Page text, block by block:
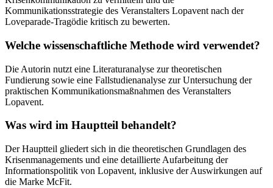
Kommunikationsstrategie des Veranstalters Lopavent nach der
Loveparade-Tragödie kritisch zu bewerten.
Welche wissenschaftliche Methode wird verwendet?
Die Autorin nutzt eine Literaturanalyse zur theoretischen
Fundierung sowie eine Fallstudienanalyse zur Untersuchung der
praktischen Kommunikationsmaßnahmen des Veranstalters
Lopavent.
Was wird im Hauptteil behandelt?
Der Hauptteil gliedert sich in die theoretischen Grundlagen des
Krisenmanagements und eine detaillierte Aufarbeitung der
Informationspolitik von Lopavent, inklusive der Auswirkungen auf
die Marke McFit.